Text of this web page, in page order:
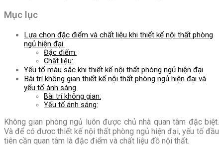
Mục lục
Lựa chọn đặc điểm và chất liệu khi thiết kế nội thất phòng
ngủ hiện đại
Đặc điểm:
Chất liệu:
Yếu tố màu sắc khi thiết kế nội thất phòng ngủ hiện đại
Bài trí không gian thiết kế nội thất phòng ngủ hiện đại và
yếu tố ánh sáng
Bài trí không gian:
Yếu tố ánh sáng:
Không gian phòng ngủ luôn được chủ nhà quan tâm đặc biệt.
Và để có được thiết kế nội thất phòng ngủ hiện đại, yếu tố đầu
tiên cần quan tâm là đặc điểm và chất liệu đồ nội thất.